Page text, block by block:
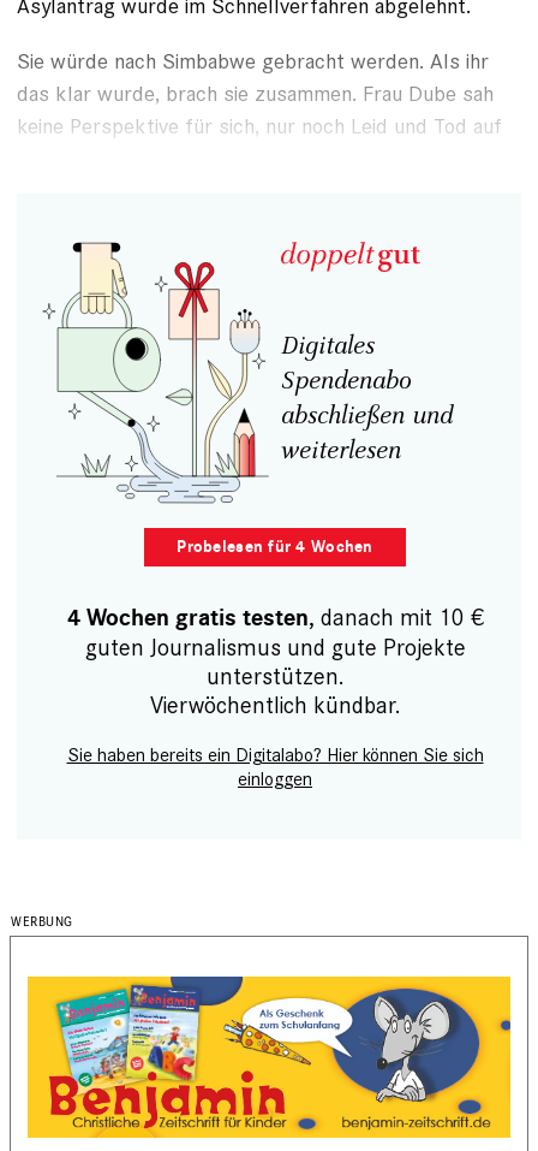
Sie würde nach Simbabwe gebracht werden. Als ihr
das klar wurde, brach sie zusammen. Frau Dube sah
keine Perspektive für sich, nur noch Leid und Tod auf
Digitales
Spendenabo
abschließen und
weiterlesen
Probelesen für 4 Wochen
4 Wochen gratis testen, danach mit 10 €
guten Journalismus und gute Projekte
unterstützen.
Vierwöchentlich kündbar.
Sie haben bereits ein Digitalabo? Hier können Sie sich
einloggen